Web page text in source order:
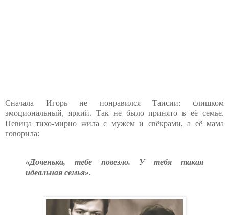
Сначала Игорь не понравился Таисии: слишком
эмоциональный, яркий. Так не было принято в её семье.
Певица тихо-мирно жила с мужем и свёкрами, а её мама
говорила:
«Доченька, тебе повезло. У тебя такая
идеальная семья».